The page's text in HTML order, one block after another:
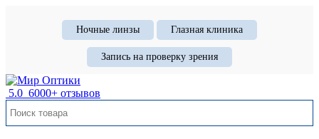
Ночные линзы Глазная клиника
Запись на проверку зрения
5.0 6000+ отзывов